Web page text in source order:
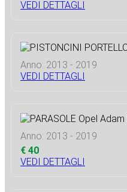
VEDI DETTAGLI
Anno: 2013 - 2019
VEDI DETTAGLI
Anno: 2013 - 2019
€ 40
VEDI DETTAGLI